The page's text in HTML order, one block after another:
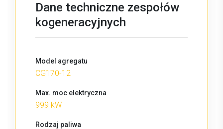
Dane techniczne zespołów
kogeneracyjnych
Model agregatu
CG170-12
Max. moc elektryczna
999 kW
Rodzaj paliwa